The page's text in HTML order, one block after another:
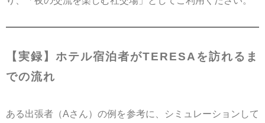
【実録】ホテル宿泊者がTERESAを訪れるま
での流れ
ある出張者（Aさん）の例を参考に、シミュレーションして